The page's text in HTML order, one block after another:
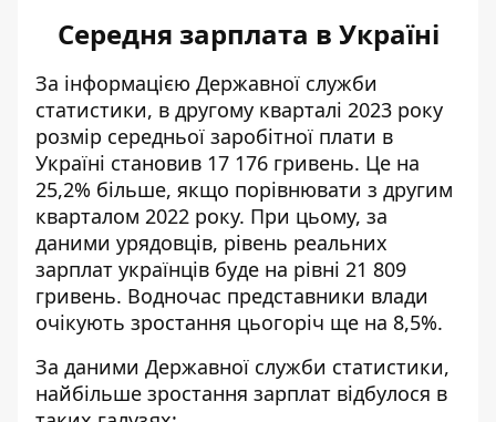
Середня зарплата в Україні
За інформацією Державної служби
статистики, в другому кварталі 2023 року
розмір середньої заробітної плати в
Україні становив 17 176 гривень. Це на
25,2% більше, якщо порівнювати з другим
кварталом 2022 року. При цьому, за
даними урядовців, рівень реальних
зарплат українців буде на рівні 21 809
гривень. Водночас представники влади
очікують зростання цьогоріч ще на 8,5%.
За даними Державної служби статистики,
найбільше зростання зарплат відбулося в